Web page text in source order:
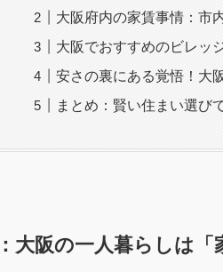
大阪府内の家賃事情：市
大阪でおすすめのビレッ
安さの裏にある覚悟！大
まとめ：賢い住まい選び
大阪の一人暮らしは「